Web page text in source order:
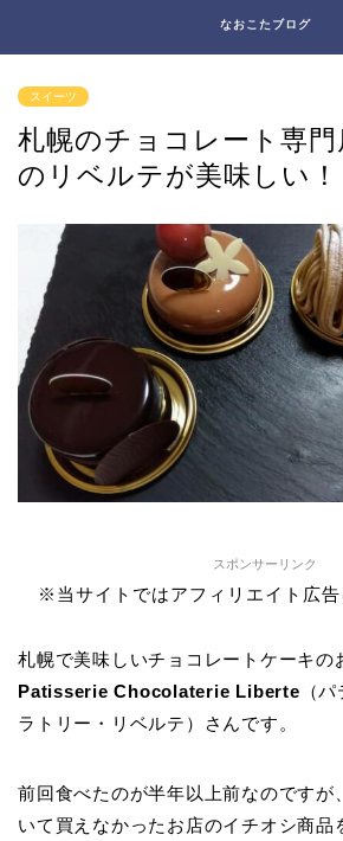
なおこたブログ
スイーツ
札幌のチョコレート専
のリベルテが美味しい！
スポンサーリンク
※当サイトではアフィリエイト広
札幌で美味しいチョコレートケーキの
Patisserie Chocolaterie Liberte （
ラトリー・リベルテ）さんです。
前回食べたのが半年以上前なのですが
いて買えなかったお店のイチオシ商品